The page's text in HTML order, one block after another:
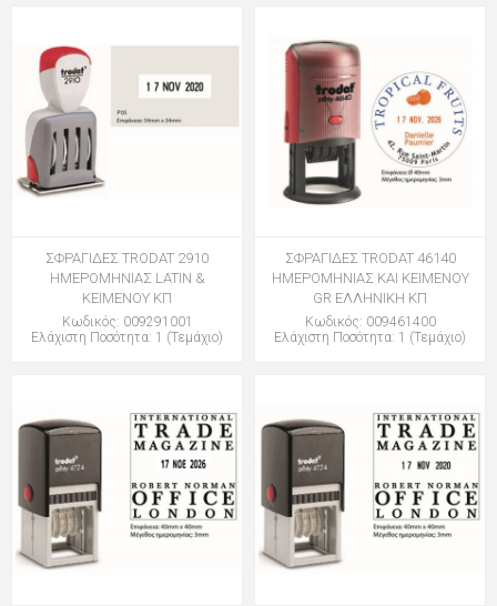
ΣΦΡΑΓΙΔΕΣ TRODAT 2910
ΗΜΕΡΟΜΗΝΙΑΣ LATIN &
ΚΕΙΜΕΝΟΥ ΚΠ
Κωδικός: 009291001
Ελάχιστη Ποσότητα: 1 (Τεμάχιο)
ΣΦΡΑΓΙΔΕΣ TRODAT 46140
ΗΜΕΡΟΜΗΝΙΑΣ ΚΑΙ ΚΕΙΜΕΝΟΥ
GR ΕΛΛΗΝΙΚΗ ΚΠ
Κωδικός: 009461400
Ελάχιστη Ποσότητα: 1 (Τεμάχιο)